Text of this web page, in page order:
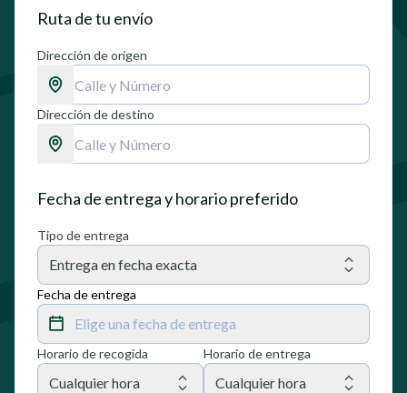
Ruta de tu envío
Dirección de origen
Dirección de destino
Fecha de entrega y horario preferido
Tipo de entrega
Entrega en fecha exacta
Fecha de entrega
Elige una fecha de entrega
Horario de recogida
Cualquier hora
Horario de entrega
Cualquier hora